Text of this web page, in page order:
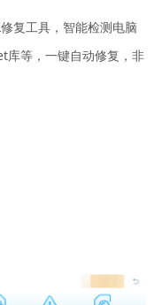
复工具，智能检测电脑
库等，一键自动修复，非